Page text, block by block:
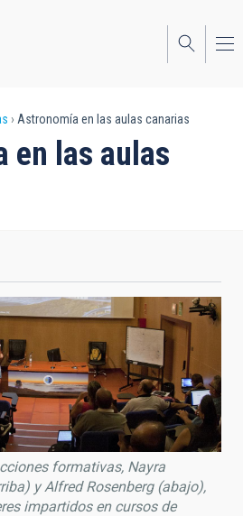
Astronomía en las aulas canarias
en las aulas
formativas, Nayra
y Alfred Rosenberg (abajo),
impartidos en cursos de